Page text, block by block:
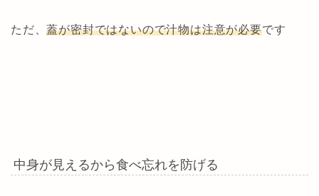
ただ、蓋が密封ではないので汁物は注意が必要です
中身が見えるから食べ忘れを防げる